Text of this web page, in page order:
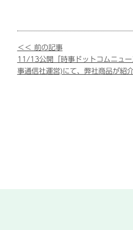
＜＜ 前の記事
11/13公開「時事ドットコムニュ
事通信社運営)にて、弊社商品が紹